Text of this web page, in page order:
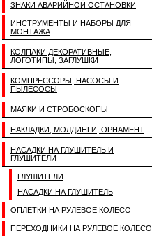
ЗНАКИ АВАРИЙНОЙ ОСТАНОВКИ
ИНСТРУМЕНТЫ И НАБОРЫ ДЛЯ
МОНТАЖА
КОЛПАКИ ДЕКОРАТИВНЫЕ,
ЛОГОТИПЫ, ЗАГЛУШКИ
КОМПРЕССОРЫ, НАСОСЫ И
ПЫЛЕСОСЫ
МАЯКИ И СТРОБОСКОПЫ
НАКЛАДКИ, МОЛДИНГИ, ОРНАМЕНТ
НАСАДКИ НА ГЛУШИТЕЛЬ И
ГЛУШИТЕЛИ
ГЛУШИТЕЛИ
НАСАДКИ НА ГЛУШИТЕЛЬ
ОПЛЕТКИ НА РУЛЕВОЕ КОЛЕСО
ПЕРЕХОДНИКИ НА РУЛЕВОЕ КОЛЕСО